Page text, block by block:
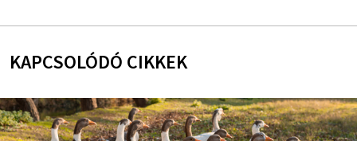
KAPCSOLÓDÓ CIKKEK